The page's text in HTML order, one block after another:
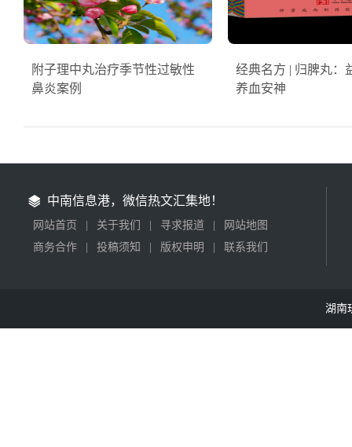
附子理中丸治疗季节性过敏性
鼻炎案例
经典名方 | 归脾丸：
养血安神
中南信息港，微信热文汇集地！
网站首页 关于我们 寻求报道
网站地图
商务合作
投稿须知 版权申明 联系我们
湖南